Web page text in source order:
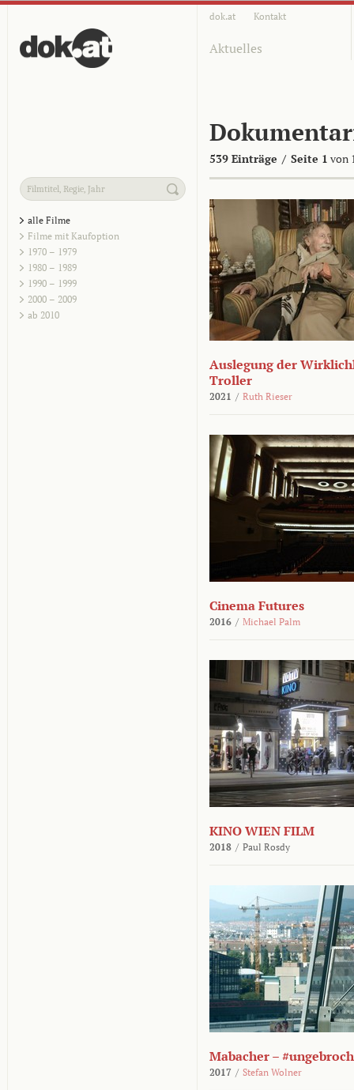
dok.at Kontakt
Aktuelles
539 Einträge / Seite 1 von
alle Filme
Filme mit Kaufoption
1970 – 1979
1980 – 1989
1990 – 1999
2000 – 2009
ab 2010
Auslegung der
Troller
2021 / Ruth Rieser
Cinema Futures
2016 / Michael Palm
KINO WIEN FILM
2018 / Paul Rosdy
Mabacher –
2017 / Stefan Wolner